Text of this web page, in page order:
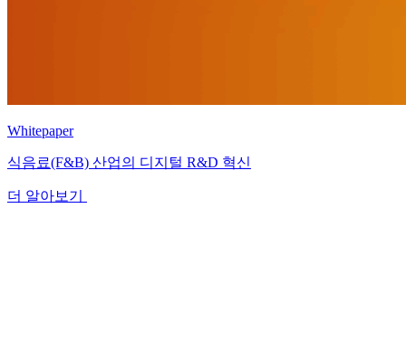
Whitepaper
식음료(F&B) 산업의 디지털 R&D 혁신
더 알아보기